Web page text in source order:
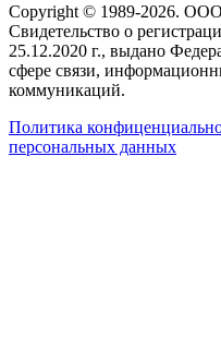
Copyright © 1989-2026.
Свидетельство о
25.12.2020 г., выдано
сфере связи,
коммуникаций.
Политика
персональных данных